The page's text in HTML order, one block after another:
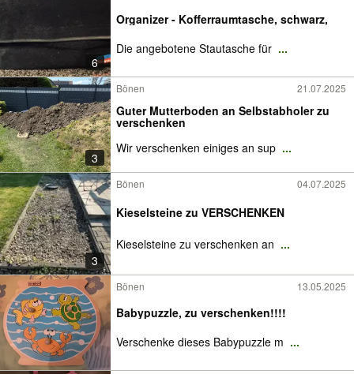
6
Organizer - Kofferraumtasche, schwarz,
Die angebotene Stautasche für ...
3
Bönen 21.07.2025
Guter Mutterboden an Selbstabholer zu
verschenken
Wir verschenken einiges an sup ...
3
Bönen 04.07.2025
Kieselsteine zu VERSCHENKEN
Kieselsteine zu verschenken an ...
Bönen 13.05.2025
Babypuzzle, zu verschenken!!!!
Verschenke dieses Babypuzzle m ...